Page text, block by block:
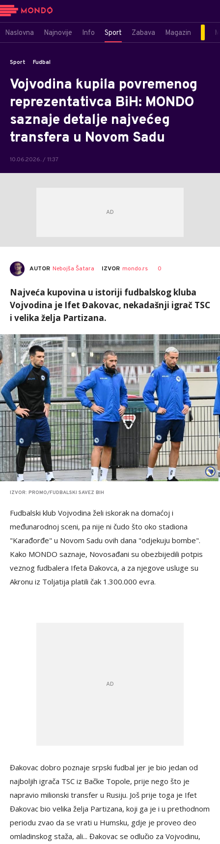
Naslovna Najnovije Info Sport Zabava Magazin
Sport Fudbal
Vojvodina kupila povremenog
reprezentativca BiH: MONDO
saznaje detalje najvećeg
transfera u Novom Sadu
10.06.2026. / 11:37
AUTOR Nebojša Šatara IZVOR mondo.rs 0
Najveća kupovina u istoriji fudbalskog kluba
Vojvodina je Ifet Đakovac, nekadašnji igrač TSC
i velika želja Partizana.
IZVOR: PROMO/FUDBALSKI SAVEZ BIH
Fudbalski klub Vojvodina želi iskorak na domaćoj i
međunarodnoj sceni, pa nije ni čudo što oko stadiona
"Karađorđe" u Novom Sadu ovih dana "odjekuju bombe".
Kako MONDO saznaje, Novosađani su obezbijedili potpis
veznog fudbalera Ifeta Đakovca, a za njegove usluge su
Akronu iz Toljatija platili čak 1.300.000 evra.
Đakovac dobro poznaje srpski fudbal jer je bio jedan od
najboljih igrača TSC iz Bačke Topole, prije nego što je
napravio milionski transfer u Rusiju. Još prije toga je Ifet
Đakovac bio velika želja Partizana, koji ga je i u prethodnom
periodu zvao da se vrati u Humsku, gdje je proveo deo
omladinskog staža, ali... Đakovac se odlučio za Vojvodinu,